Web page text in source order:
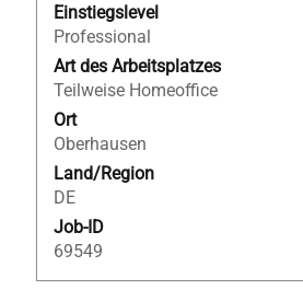
Einstiegslevel
Professional
Art des Arbeitsplatzes
Teilweise Homeoffice
Ort
Oberhausen
Land/Region
DE
Job-ID
69549
die
Stelleninformationen
vollständig
anzuzeigen.